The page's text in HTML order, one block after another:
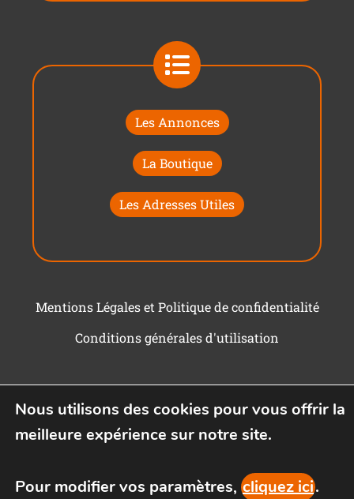
Les Annonces
La Boutique
Les Adresses Utiles
Mentions Légales et Politique de confidentialité
Conditions générales d'utilisation
Nous utilisons des cookies pour vous offrir la
meilleure expérience sur notre site.
Pour modifier vos paramètres, cliquez ici.